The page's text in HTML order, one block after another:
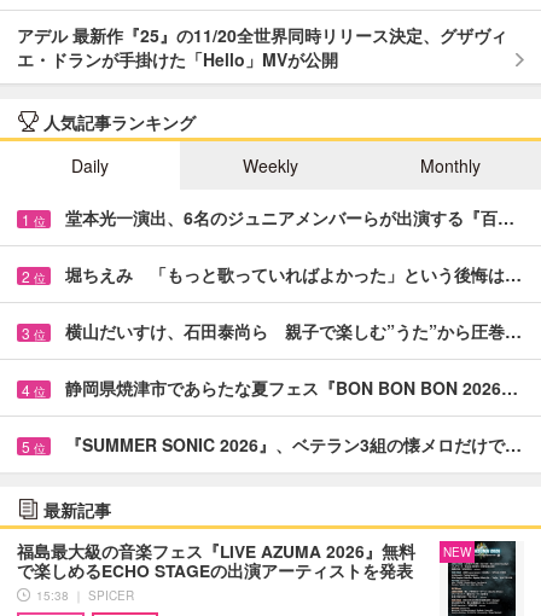
アデル 最新作『25』の11/20全世界同時リリース決定、グザヴィ
エ・ドランが手掛けた「Hello」MVが公開
人気記事ランキング
Daily
Weekly Monthly
1 位 堂本光一演出、6名のジュニアメンバーらが出演する『百…
2 位 堀ちえみ 「もっと歌っていればよかった」という後悔は…
3 位 横山だいすけ、石田泰尚ら 親子で楽しむ”うた”から圧巻…
4 位 静岡県焼津市であらたな夏フェス『BON BON BON 2026…
5 位 『SUMMER SONIC 2026』、ベテラン3組の懐メロだけで…
最新記事
福島最大級の音楽フェス『LIVE AZUMA 2026』無料
で楽しめるECHO STAGEの出演アーティストを発表
15:38 ｜ SPICER
NEW